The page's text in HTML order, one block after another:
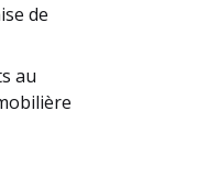
de
au